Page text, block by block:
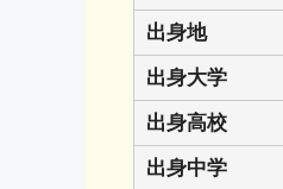
出身地
出身大学
出身高校
出身中学